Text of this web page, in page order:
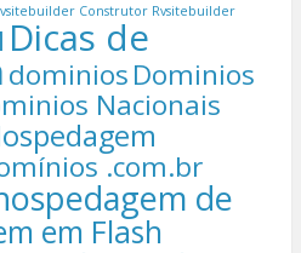
Construtor Rvsitebuilder
Dicas de
dominiosDominios
Nacionais
.com.br
de
em Flash